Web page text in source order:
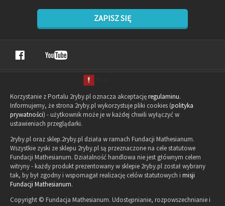
ZAPISZ SIĘ
Korzystanie z Portalu 2ryby.pl oznacza akceptacjęregulaminu.
Informujemy, że strona 2ryby.pl wykorzystuje pliki cookies (polityka
prywatności) - użytkownik może je w każdej chwili wyłączyć w
ustawieniach przeglądarki.
2ryby.pl oraz sklep.2ryby.pl działa w ramach Fundacji Mathesianum.
Wszystkie zyski ze sklepu 2ryby.pl są przeznaczone na cele statutowe
Fundacji Mathesianum. Działalność handlowa nie jest głównym celem
witryny - każdy produkt prezentowany w sklepie 2ryby.pl został wybrany
tak, by był zgodny i wspomagał realizację celów statutowych i misji
Fundacji Mathesianum.
Copyright © Fundacja Mathesianum. Udostępnianie, rozpowszechnianie i